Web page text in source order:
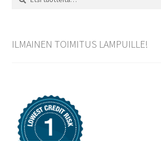
ILMAINEN TOIMITUS LAMPUILLE!